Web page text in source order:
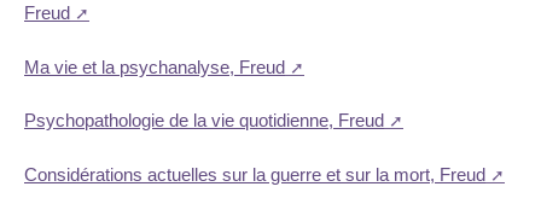
Freud
Ma vie et la psychanalyse, Freud
Psychopathologie de la vie quotidienne, Freud
Considérations actuelles sur la guerre et sur la mort, Freud